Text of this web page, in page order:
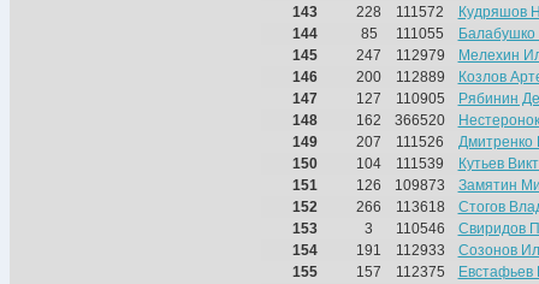
143
228 111572
Кудряшов
144
85 111055
Балабушко
145
247 112979
Мелехин
146
200 112889
Козлов
147
127 110905
Рябинин
148
162 366520
149
207 111526
Дмитренко
150
104 111539
Кутьев
151
126 109873
Замятин
152
266 113618
Стогов
153
3 110546
Свиридов
154
191 112933
Созонов
155
157 112375
Евстафьев